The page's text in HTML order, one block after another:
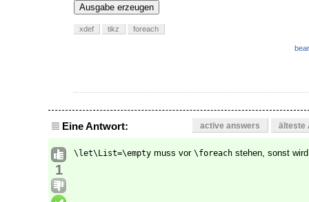
Ausgabe erzeugen
xdef tikz foreach
Eine Antwort: active answers älteste
1
\let\List=\empty muss vor \foreach stehen, sonst